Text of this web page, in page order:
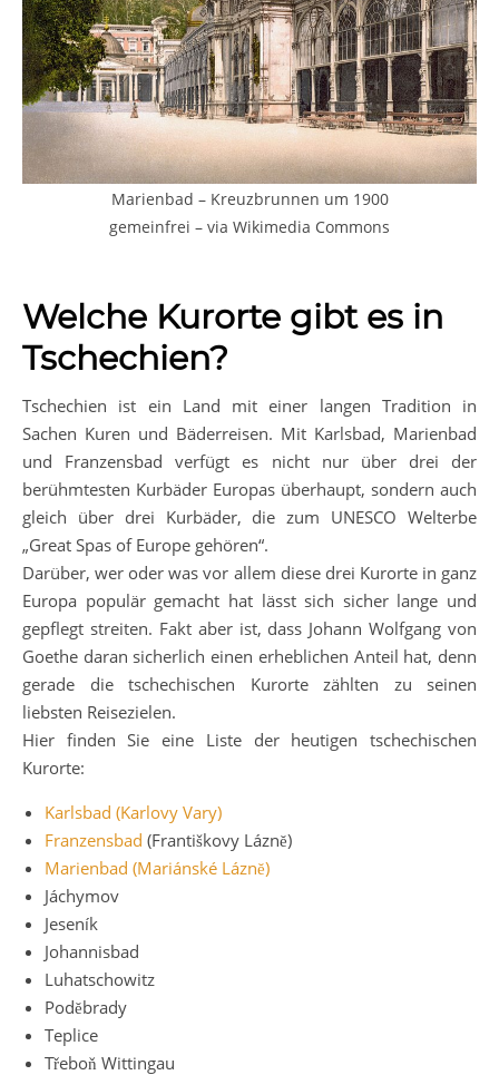
Marienbad – Kreuzbrunnen um 1900
gemeinfrei – via Wikimedia Commons
Welche Kurorte gibt es in
Tschechien?
Tschechien ist ein Land mit einer langen Tradition in
Sachen Kuren und Bäderreisen. Mit Karlsbad, Marienbad
und Franzensbad verfügt es nicht nur über drei der
berühmtesten Kurbäder Europas überhaupt, sondern auch
gleich über drei Kurbäder, die zum UNESCO Welterbe
„Great Spas of Europe gehören“.
Darüber, wer oder was vor allem diese drei Kurorte in ganz
Europa populär gemacht hat lässt sich sicher lange und
gepflegt streiten. Fakt aber ist, dass Johann Wolfgang von
Goethe daran sicherlich einen erheblichen Anteil hat, denn
gerade die tschechischen Kurorte zählten zu seinen
liebsten Reisezielen.
Hier finden Sie eine Liste der heutigen tschechischen
Kurorte:
Karlsbad (Karlovy Vary)
Franzensbad (Františkovy Láznĕ)
Marienbad (Mariánské Láznĕ)
Jáchymov
Jeseník
Johannisbad
Luhatschowitz
Podĕbrady
Teplice
Třeboň Wittingau